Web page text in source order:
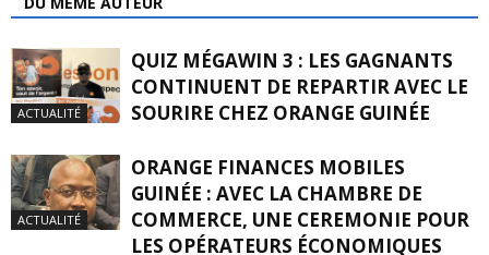
ACTUALITÉ
QUIZ MÉGAWIN 3 : LES GAGNANTS
CONTINUENT DE REPARTIR AVEC LE
SOURIRE CHEZ ORANGE GUINÉE
ACTUALITÉ
ORANGE FINANCES MOBILES
GUINÉE : AVEC LA CHAMBRE DE
COMMERCE, UNE CEREMONIE POUR
LES OPÉRATEURS ÉCONOMIQUES